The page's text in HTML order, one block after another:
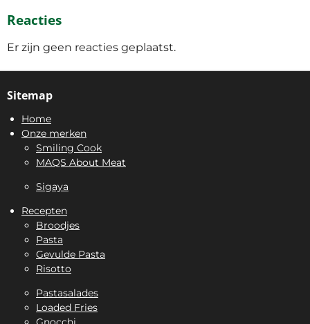
Reacties
Er zijn geen reacties geplaatst.
Sitemap
Home
Onze merken
Smiling Cook
MAQS About Meat
Sigaya
Recepten
Broodjes
Pasta
Gevulde Pasta
Risotto
Pastasalades
Loaded Fries